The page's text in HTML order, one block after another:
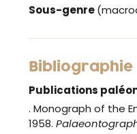
Sous-genre
Bibliographie
Publications
. Monograph of the
1958.